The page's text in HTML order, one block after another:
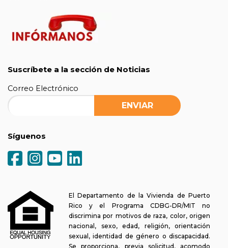
Suscríbete a la sección de Noticias
Correo Electrónico
Síguenos
El Departamento de la Vivienda de Puerto
Rico y el Programa CDBG-DR/MIT no
discrimina por motivos de raza, color, origen
nacional, sexo, edad, religión, orientación
sexual, identidad de género o discapacidad.
Se proporciona, previa solicitud, acomodo